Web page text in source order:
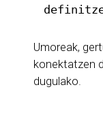
Umoreak,
konektatzen
dugulako.